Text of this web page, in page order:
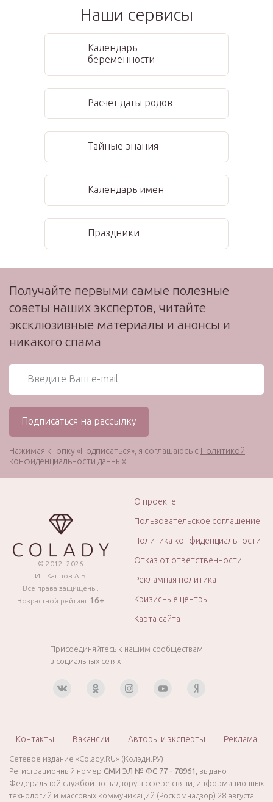
Наши сервисы
Календарь
беременности
Расчет даты родов
Тайные знания
Календарь имен
Праздники
Получайте первыми самые полезные
советы наших экспертов, читайте
эксклюзивные материалы и анонсы и
никакого спама
Нажимая кнопку «Подписаться», я соглашаюсь с Политикой
конфиденциальности данных
© 2012–2026
ИП Капцов А.Б.
Все права защищены.
Возрастной рейтинг 16+
О проекте
Пользовательское соглашение
Политика конфиденциальности
Отказ от ответственности
Рекламная политика
Кризисные центры
Карта сайта
Присоединяйтесь к нашим сообществам
в социальных сетях
Контакты Вакансии Авторы и эксперты Реклама
Сетевое издание «Colady.RU» (Колэди.РУ)
Регистрационный номер СМИ ЭЛ № ФС 77 - 78961
, выдано
Федеральной службой по надзору в сфере связи, информационных
технологий и массовых коммуникаций (Роскомнадзор) 28 августа